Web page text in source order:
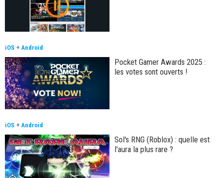
iOS + Android
Pocket Gamer Awards 2025 :
les votes sont ouverts !
iOS + Android
Sol's RNG (Roblox) : quelle est
l'aura la plus rare ?